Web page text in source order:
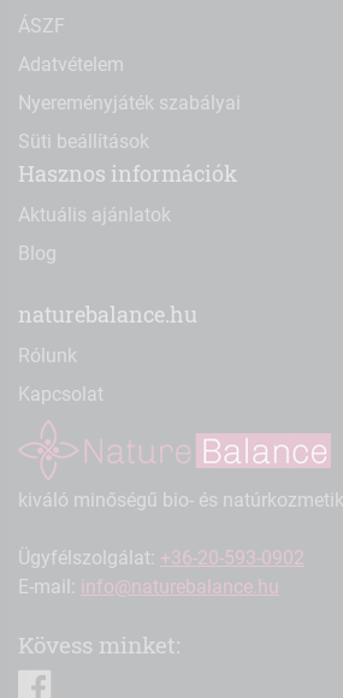
ÁSZF
Adatvételem
Nyereményjáték szabályai
Süti beállítások
Hasznos információk
Aktuális ajánlatok
Blog
naturebalance.hu
Rólunk
Kapcsolat
kiváló minőségű bio- és
Ügyfélszolgálat: +36-20-593-0902
E-mail: info@naturebalance.hu
Kövess minket: